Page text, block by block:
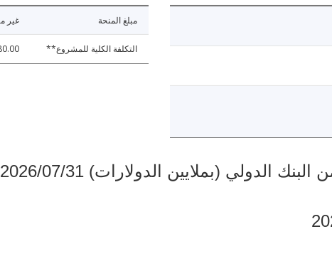
مبلغ المنحة غير
التكلفة الكلية للمشروع**
(بملايين الدولارات) 2026/07/31